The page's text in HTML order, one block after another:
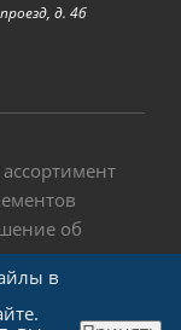
д. 4б
об
отношении
в